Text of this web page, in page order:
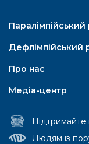
Паралімпійський
Дефлімпійський
Про нас
Медіа-центр
Людям із